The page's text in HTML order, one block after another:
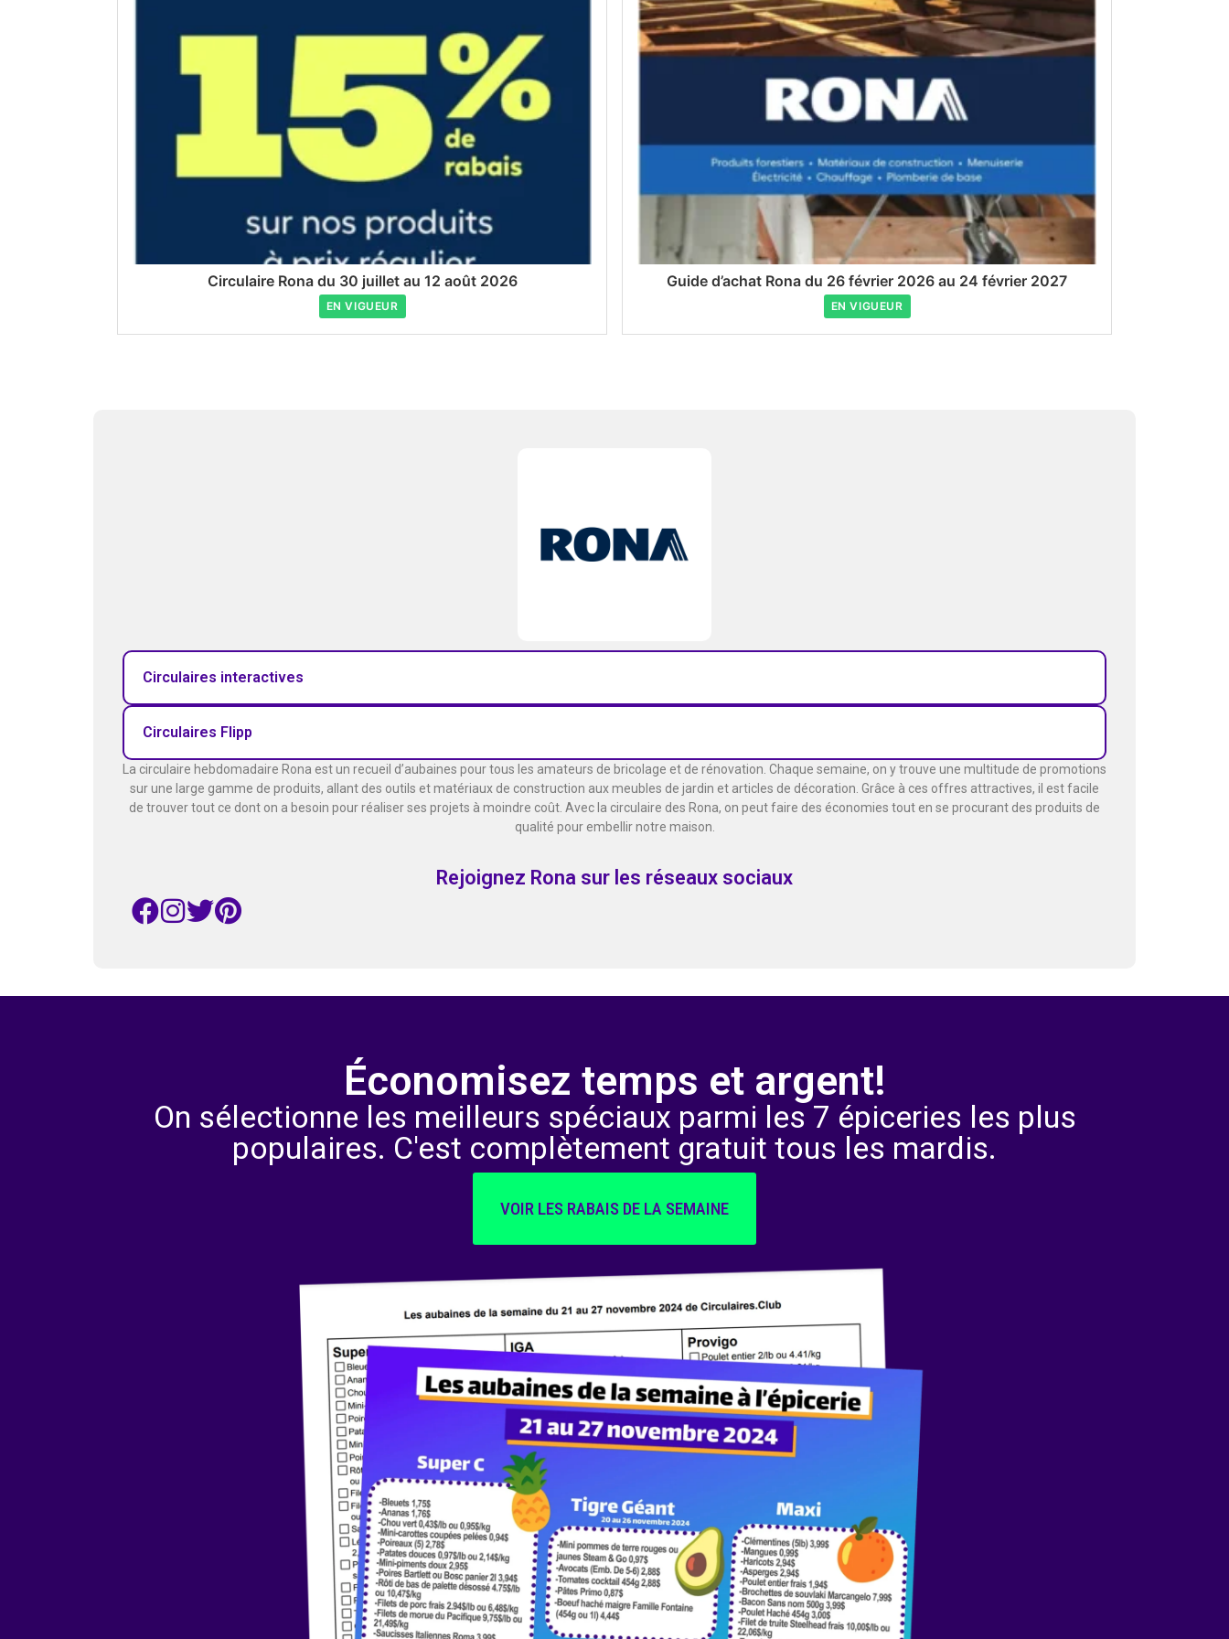
Circulaire Rona du 30 juillet au 12 août 2026
EN VIGUEUR
Guide d’achat Rona du 26 février 2026 au 24 février 2027
EN VIGUEUR
Circulaires interactives
Circulaires Flipp
La circulaire hebdomadaire Rona est un recueil d’aubaines pour tous les amateurs de bricolage et de rénovation. Chaque semaine, on y trouve une multitude de promotions
sur une large gamme de produits, allant des outils et matériaux de construction aux meubles de jardin et articles de décoration. Grâce à ces offres attractives, il est facile
de trouver tout ce dont on a besoin pour réaliser ses projets à moindre coût. Avec la circulaire des Rona, on peut faire des économies tout en se procurant des produits de
qualité pour embellir notre maison.
Rejoignez Rona sur les réseaux sociaux
Économisez temps et argent!
On sélectionne les meilleurs spéciaux parmi les 7 épiceries les plus
populaires. C'est complètement gratuit tous les mardis.
VOIR LES RABAIS DE LA SEMAINE